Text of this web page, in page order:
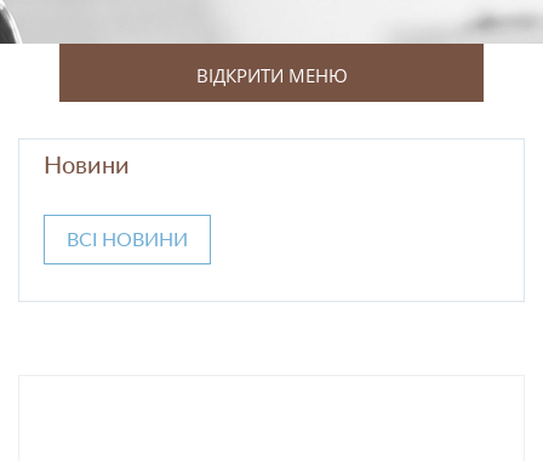
ВІДКРИТИ МЕНЮ
Новини
ВСІ НОВИНИ